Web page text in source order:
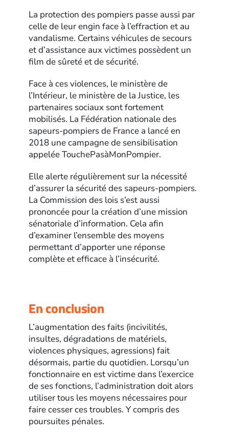
La protection des pompiers passe aussi par
celle de leur engin face à l’effraction et au
vandalisme. Certains véhicules de secours
et d’assistance aux victimes possèdent un
film de sûreté et de sécurité.
Face à ces violences, le ministère de
l’Intérieur, le ministère de la Justice, les
partenaires sociaux sont fortement
mobilisés. La Fédération nationale des
sapeurs-pompiers de France a lancé en
2018 une campagne de sensibilisation
appelée TouchePasàMonPompier.
Elle alerte régulièrement sur la nécessité
d’assurer la sécurité des sapeurs-pompiers.
La Commission des lois s’est aussi
prononcée pour la création d’une mission
sénatoriale d’information. Cela afin
d’examiner l’ensemble des moyens
permettant d’apporter une réponse
complète et efficace à l’insécurité.
En conclusion
L’augmentation des faits (incivilités,
insultes, dégradations de matériels,
violences physiques, agressions) fait
désormais, partie du quotidien. Lorsqu’un
fonctionnaire en est victime dans l’exercice
de ses fonctions, l’administration doit alors
utiliser tous les moyens nécessaires pour
faire cesser ces troubles. Y compris des
poursuites pénales.